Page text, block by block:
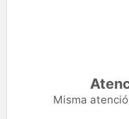
Misma